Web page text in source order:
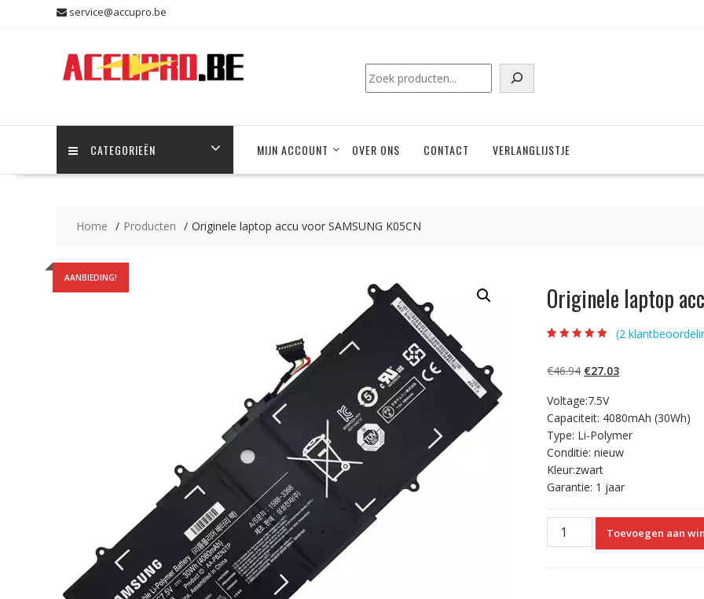
service@accupro.be
Zoeken
CATEGORIEËN MIJN ACCOUNT OVER ONS CONTACT VERLANGLIJSTJE
Home Producten Originele laptop accu voor SAMSUNG K05CN
AANBIEDING!
Originele laptop
gebaseerd op
klantbeoordelinge
(2
€46.94 Oorspronkelijke
was:
€46.94.
€27.03Huidige
€27.03.
Voltage:7.5V
Capaciteit: 4080mAh (30Wh)
Type: Li-Polymer
Conditie: nieuw
Kleur:zwart
Garantie: 1 jaar
Originele
laptop
Toevoegen aan